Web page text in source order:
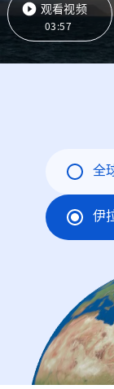
观看视频
03:57
全
伊